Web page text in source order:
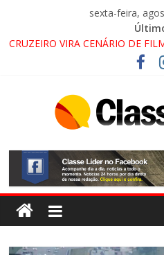
sexta-feira,
CRUZEIRO VIRA CENÁRIO DE
PROMOTOR DO GAECO
ACESSO À APARECIDA NA
ALTERNATIVAS
LORENA,
PELA FÁBRICA DA COCA-COLA!